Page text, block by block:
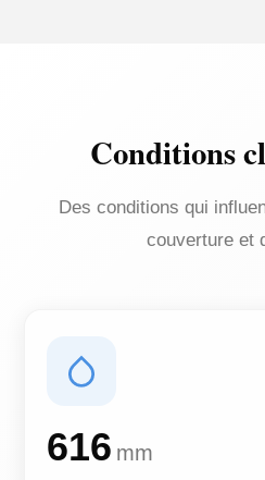
Conditions
Des conditions qui
couverture et
616 mm